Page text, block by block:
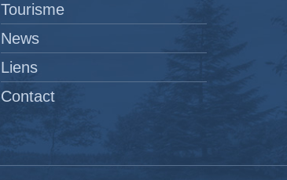
Tourisme
News
Liens
Contact